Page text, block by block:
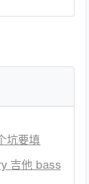
坑要填
吉他 bass